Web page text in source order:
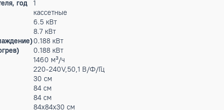
отличаются не только надежностью и
высоких значений энергоэффективности при
в диапазоне 360 градусов идеально подходят для
комплекте. • Панель с круговым распределением
охлаждение, обогрев
41 дБ(А)
год
1
кассетные